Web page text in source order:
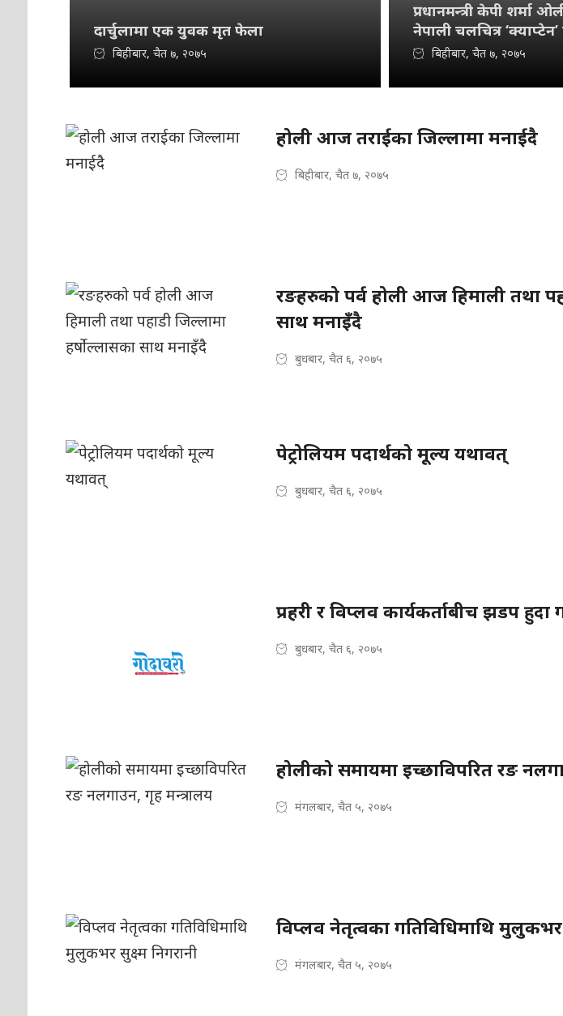
दार्चुलामा एक युवक मृत फेला
बिहीबार, चैत ७, २०७५
प्रधानमन्त्री केपी शर्मा
नेपाली चलचित्र ‘क्याप्टेन’
बिहीबार, चैत ७, २०७५
होली आज तराईका जिल्लामा मनाईदै
बिहीबार, चैत ७, २०७५
रङहरुको पर्व होली आज हिमाली तथा
साथ मनाइँदै
बुधबार, चैत ६, २०७५
पेट्रोलियम पदार्थको मूल्य यथावत्
बुधबार, चैत ६, २०७५
प्रहरी र विप्लव कार्यकर्ताबीच झडप हुदा
बुधबार, चैत ६, २०७५
होलीको समायमा इच्छाविपरित रङ
मंगलबार, चैत ५, २०७५
विप्लव नेतृत्वका गतिविधिमाथि मुलुकभर
मंगलबार, चैत ५, २०७५